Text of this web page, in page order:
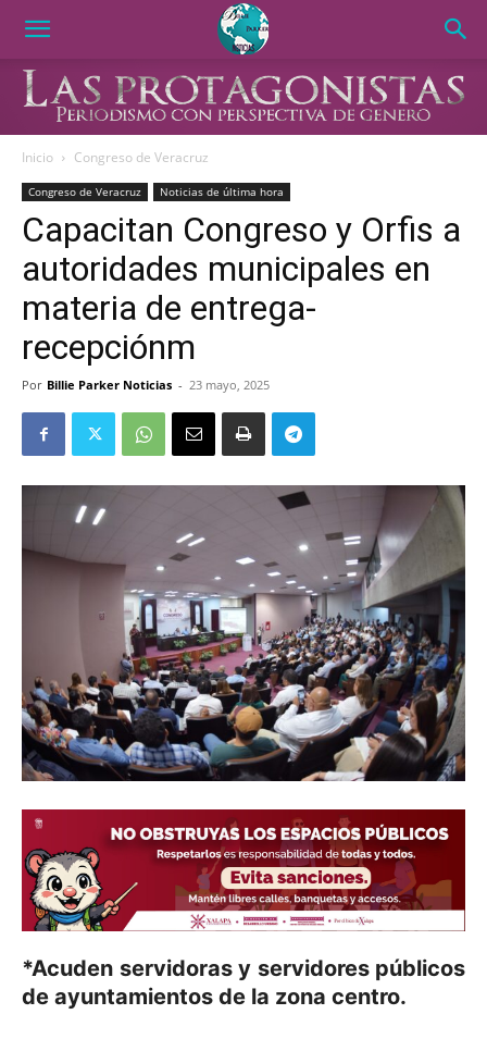
Inicio Congreso de Veracruz
Congreso de Veracruz Noticias de última hora
Capacitan Congreso y Orfis a
autoridades municipales en
materia de entrega-
recepciónm
Por Billie Parker Noticias - 23 mayo, 2025
*Acuden servidoras y servidores públicos
de ayuntamientos de la zona centro.